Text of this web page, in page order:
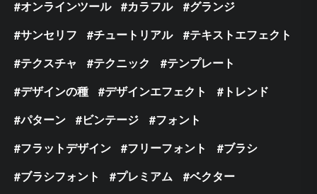
オンラインツール
カラフル
グランジ
サンセリフ
チュートリアル
テキストエフェクト
テクスチャ
テクニック
テンプレート
デザインの種
デザインエフェクト
トレンド
パターン
ビンテージ
フォント
フラットデザイン
フリーフォント
ブラシ
ブラシフォント
プレミアム
ベクター